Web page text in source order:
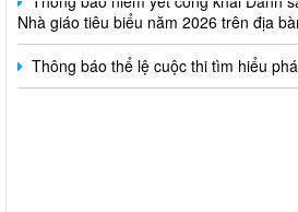
Nhà giáo tiêu biểu năm 2026 trên địa
Thông báo thể lệ cuộc thi tìm hiểu